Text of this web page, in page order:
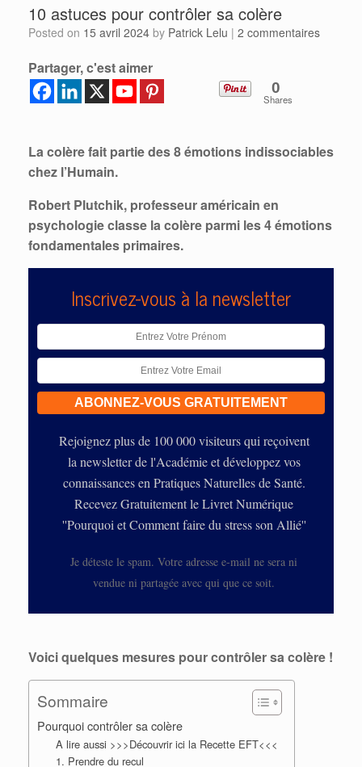
10 astuces pour contrôler sa colère
Posted on 15 avril 2024 by Patrick Lelu | 2 commentaires
Partager, c'est aimer
0
Shares
La colère fait partie des 8 émotions indissociables
chez l’Humain.
Robert Plutchik, professeur américain en
psychologie classe la colère parmi les 4 émotions
fondamentales primaires.
Inscrivez-vous à la newsletter
Rejoignez plus de 100 000 visiteurs qui reçoivent
la newsletter de l'Académie et développez vos
connaissances en Pratiques Naturelles de Santé.
Recevez Gratuitement le Livret Numérique
''Pourquoi et Comment faire du stress son Allié''
Je déteste le spam. Votre adresse e-mail ne sera ni
vendue ni partagée avec qui que ce soit.
Voici quelques mesures pour contrôler sa colère !
Sommaire
Pourquoi contrôler sa colère
A lire aussi >>>Découvrir ici la Recette EFT<<<
1. Prendre du recul